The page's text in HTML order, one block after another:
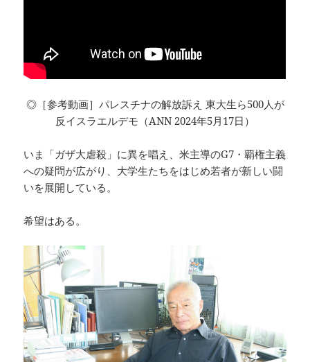
◎［参考動画］パレスチナの解放訴え 東大生ら500人が
反イスラエルデモ（ANN 2024年5月17日）
いま「ガザ大虐殺」に異を唱え、米主導のG7・覇権主義
への疑問が広がり、大学生たちをはじめ若者が新しい闘
いを展開している。
希望はある。